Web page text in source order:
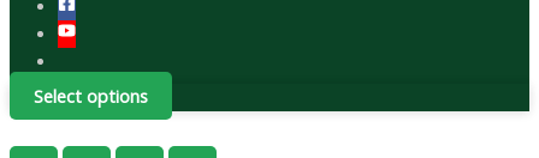
Select options